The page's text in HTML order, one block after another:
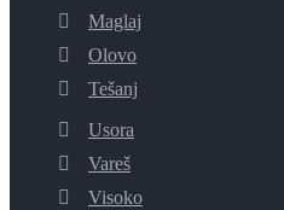
Maglaj
Olovo
Tešanj
Usora
Vareš
Visoko